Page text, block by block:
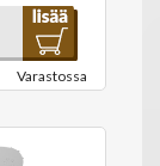
Varastossa